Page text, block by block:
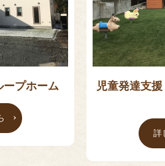
ープホーム
児童発達支
詳